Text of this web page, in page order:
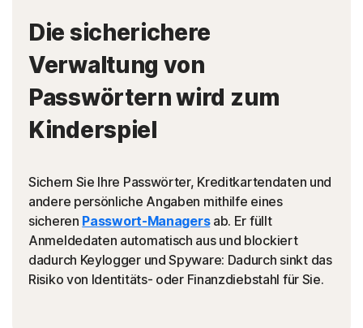
Die sicherichere
Verwaltung von
Passwörtern wird zum
Kinderspiel
Sichern Sie Ihre Passwörter, Kreditkartendaten und
andere persönliche Angaben mithilfe eines
sicheren Passwort-Managersab. Er füllt
Anmeldedaten automatisch aus und blockiert
dadurch Keylogger und Spyware: Dadurch sinkt das
Risiko von Identitäts- oder Finanzdiebstahl für Sie.